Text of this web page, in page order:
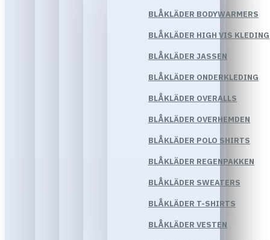
BLÅKLÄDER BODYWARMERS
BLÅKLÄDER HIGH VIS KLEDING
BLÅKLÄDER JASSEN
BLÅKLÄDER ONDERKLEDING
BLÅKLÄDER OVERALLS
BLÅKLÄDER OVERHEMDEN
BLÅKLÄDER POLO SHIRTS
BLÅKLÄDER REGENPAKKEN
BLÅKLÄDER SWEATERS
BLÅKLÄDER T-SHIRTS
BLÅKLÄDER VESTEN